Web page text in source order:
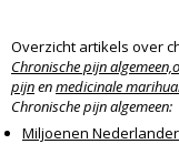
Overzicht artikels over
Chronische pijn algemeen,
pijnenmedicinale
Chronische pijn algemeen:
Miljoenen